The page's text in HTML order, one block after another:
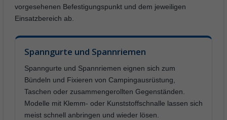
vorgesehenen Befestigungspunkt und dem jeweiligen
Einsatzbereich ab.
Spanngurte und Spannriemen
Spanngurte und Spannriemen eignen sich zum
Bündeln und Fixieren von Campingausrüstung,
Taschen oder zusammengerollten Gegenständen.
Modelle mit Klemm- oder Kunststoffschnalle lassen sich
meist schnell anbringen und wieder lösen.